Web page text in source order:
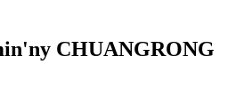
CHUANGRONG